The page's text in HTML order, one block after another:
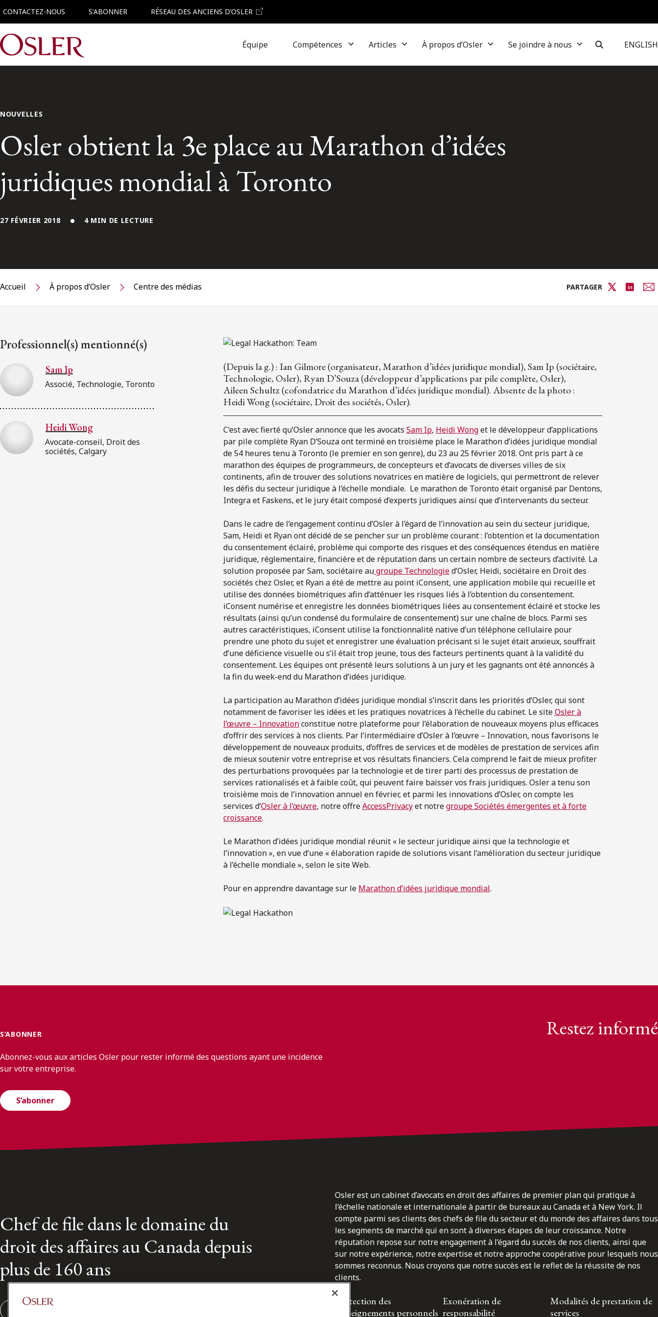
CONTACTEZ-NOUS S'ABONNER RÉSEAU DES ANCIENS D’OSLER
Main Navigation Équipe Compétences Articles À propos d’Osler Se joindre à nous ENGLISH
NOUVELLES
Osler obtient la 3e place au Marathon d’idées
juridiques mondial à Toronto
27 FÉVRIER 2018 4 MIN DE LECTURE
Accueil À propos d’Osler Centre des médias PARTAGER
Professionnel(s) mentionné(s)
Sam Ip
Associé, Technologie, Toronto
Heidi Wong
Avocate-conseil, Droit des
sociétés, Calgary
(Depuis la g.) : Ian Gilmore (organisateur, Marathon d’idées juridique mondial), Sam Ip (sociétaire,
Technologie, Osler), Ryan D’Souza (développeur d’applications par pile complète, Osler),
Aileen Schultz (cofondatrice du Marathon d’idées juridique mondial). Absente de la photo :
Heidi Wong (sociétaire, Droit des sociétés, Osler).
C’est avec fierté qu’Osler annonce que les avocats Sam Ip, Heidi Wonget le développeur d’applications
par pile complète Ryan D’Souza ont terminé en troisième place le Marathon d’idées juridique mondial
de 54 heures tenu à Toronto (le premier en son genre), du 23 au 25 février 2018. Ont pris part à ce
marathon des équipes de programmeurs, de concepteurs et d’avocats de diverses villes de six
continents, afin de trouver des solutions novatrices en matière de logiciels, qui permettront de relever
les défis du secteur juridique à l’échelle mondiale. Le marathon de Toronto était organisé par Dentons,
Integra et Faskens, et le jury était composé d’experts juridiques ainsi que d’intervenants du secteur.
Dans le cadre de l’engagement continu d’Osler à l’égard de l’innovation au sein du secteur juridique,
Sam, Heidi et Ryan ont décidé de se pencher sur un problème courant : l’obtention et la documentation
du consentement éclairé, problème qui comporte des risques et des conséquences étendus en matière
juridique, réglementaire, financière et de réputation dans un certain nombre de secteurs d’activité. La
solution proposée par Sam, sociétaire augroupe Technologied’Osler, Heidi, sociétaire en Droit des
sociétés chez Osler, et Ryan a été de mettre au point iConsent, une application mobile qui recueille et
utilise des données biométriques afin d’atténuer les risques liés à l’obtention du consentement.
iConsent numérise et enregistre les données biométriques liées au consentement éclairé et stocke les
résultats (ainsi qu’un condensé du formulaire de consentement) sur une chaîne de blocs. Parmi ses
autres caractéristiques, iConsent utilise la fonctionnalité native d’un téléphone cellulaire pour
prendre une photo du sujet et enregistrer une évaluation précisant si le sujet était anxieux, souffrait
d’une déficience visuelle ou s’il était trop jeune, tous des facteurs pertinents quant à la validité du
consentement. Les équipes ont présenté leurs solutions à un jury et les gagnants ont été annoncés à
la fin du week-end du Marathon d’idées juridique.
La participation au Marathon d’idées juridique mondial s’inscrit dans les priorités d’Osler, qui sont
notamment de favoriser les idées et les pratiques novatrices à l’échelle du cabinet. Le siteOsler à
l’œuvre – Innovationconstitue notre plateforme pour l’élaboration de nouveaux moyens plus efficaces
d’offrir des services à nos clients. Par l’intermédiaire d’Osler à l’œuvre – Innovation, nous favorisons le
développement de nouveaux produits, d’offres de services et de modèles de prestation de services afin
de mieux soutenir votre entreprise et vos résultats financiers. Cela comprend le fait de mieux profiter
des perturbations provoquées par la technologie et de tirer parti des processus de prestation de
services rationalisés et à faible coût, qui peuvent faire baisser vos frais juridiques. Osler a tenu son
troisième mois de l’innovation annuel en février, et parmi les innovations d’Osler, on compte les
services d’Osler à l’œuvre, notre offreAccessPrivacyet notregroupe Sociétés émergentes et à forte
croissance.
Le Marathon d’idées juridique mondial réunit « le secteur juridique ainsi que la technologie et
l’innovation », en vue d’une « élaboration rapide de solutions visant l’amélioration du secteur juridique
à l’échelle mondiale », selon le site Web.
Pour en apprendre davantage sur le Marathon d’idées juridique mondial.
S’ABONNER Restez informé
Abonnez-vous aux articles Osler pour rester informé des questions ayant une incidence
sur votre entreprise.
S’abonner
Chef de file dans le domaine du
droit des affaires au Canada depuis
plus de 160 ans
Osler est un cabinet d’avocats en droit des affaires de premier plan qui pratique à
l’échelle nationale et internationale à partir de bureaux au Canada et à New York. Il
compte parmi ses clients des chefs de file du secteur et du monde des affaires dans tous
les segments de marché qui en sont à diverses étapes de leur croissance. Notre
réputation repose sur notre engagement à l’égard du succès de nos clients, ainsi que
sur notre expérience, notre expertise et notre approche coopérative pour lesquels nous
sommes reconnus. Nous croyons que notre succès est le reflet de la réussite de nos
clients.
Protection des
renseignements personnels
Exonération de
responsabilité
Modalités de prestation de
services